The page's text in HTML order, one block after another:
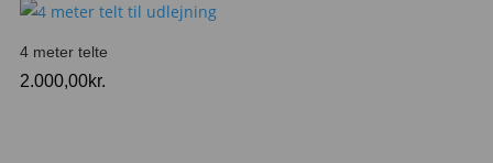
4 meter telte
2.000,00kr.